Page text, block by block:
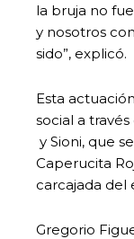
la bruja no
y nosotros
sido”, explicó.
Esta
social a
y Sioni, que
Caperucita
carcajada del
Gregorio